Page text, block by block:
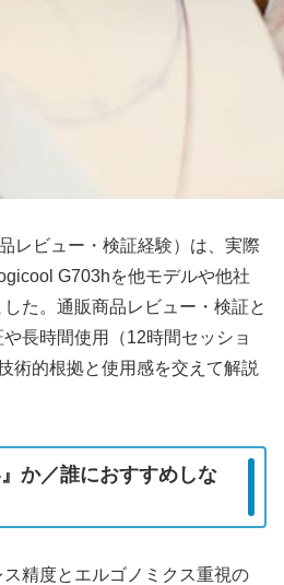
レビュー・検証経験）は、実際
G703hを他モデルや他社
た。通販商品レビュー・検証と
長時間使用（12時間セッショ
術的根拠と使用感を交えて解説
か／誰におすすめしな
精度とエルゴノミクス重視の